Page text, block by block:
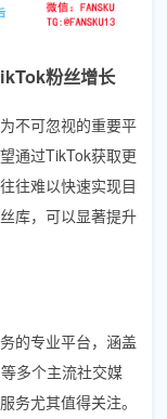
粉丝增长
不可忽视的重要平
通过TikTok获取更
往难以快速实现目
库，可以显著提升
的专业平台，涵盖
多个主流社交媒
服务尤其值得关注。